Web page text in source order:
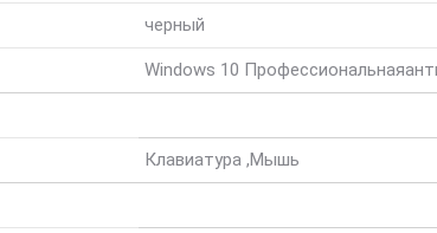
черный
Windows 10 Профессиональная
Клавиатура ,Мышь